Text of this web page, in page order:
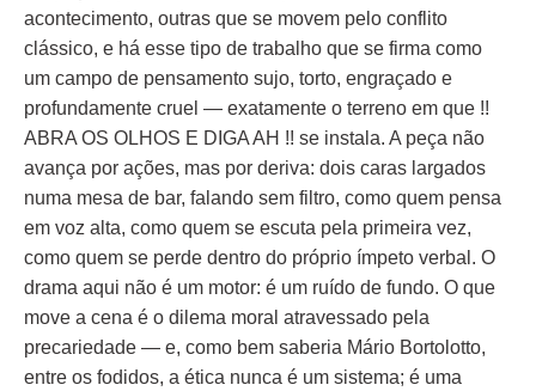
acontecimento, outras que se movem pelo conflito
clássico, e há esse tipo de trabalho que se firma como
um campo de pensamento sujo, torto, engraçado e
profundamente cruel — exatamente o terreno em que !!
ABRA OS OLHOS E DIGA AH !! se instala. A peça não
avança por ações, mas por deriva: dois caras largados
numa mesa de bar, falando sem filtro, como quem pensa
em voz alta, como quem se escuta pela primeira vez,
como quem se perde dentro do próprio ímpeto verbal. O
drama aqui não é um motor: é um ruído de fundo. O que
move a cena é o dilema moral atravessado pela
precariedade — e, como bem saberia Mário Bortolotto,
entre os fodidos, a ética nunca é um sistema; é uma